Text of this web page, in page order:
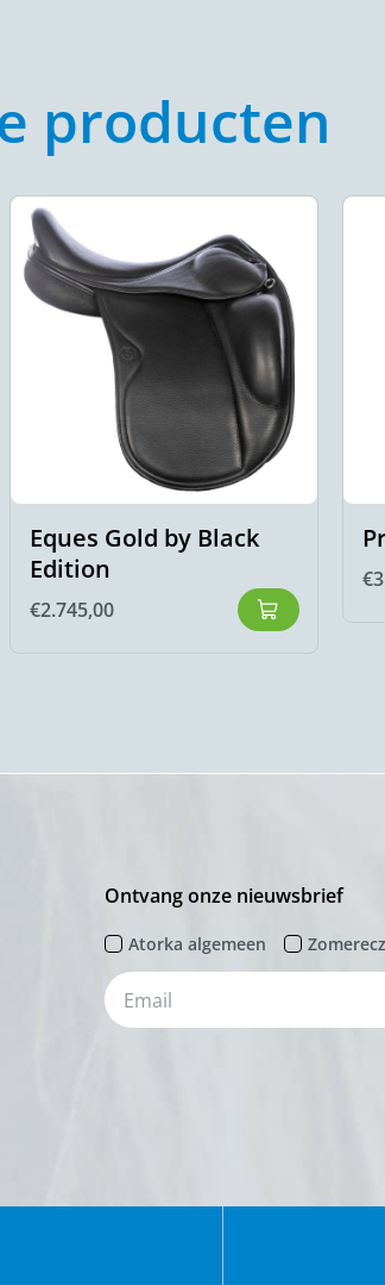
producten
Eques Gold by Black
Edition
€2.745,00
€
Ontvang onze nieuwsbrief
Atorka algemeen